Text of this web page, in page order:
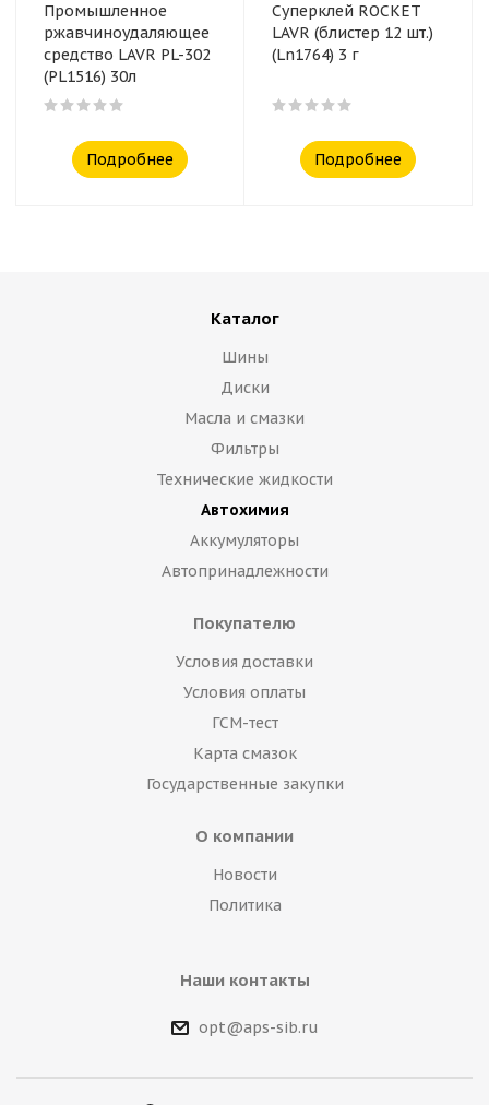
Промышленное
ржавчиноудаляющее
средство LAVR PL-302
(PL1516) 30л
Подробнее
Суперклей ROCKET
LAVR (блистер 12 шт.)
(Ln1764) 3 г
Подробнее
Каталог
Шины
Диски
Масла и смазки
Фильтры
Технические жидкости
Автохимия
Аккумуляторы
Автопринадлежности
Покупателю
Условия доставки
Условия оплаты
ГСМ-тест
Карта смазок
Государственные закупки
О компании
Новости
Политика
Наши контакты
opt@aps-sib.ru